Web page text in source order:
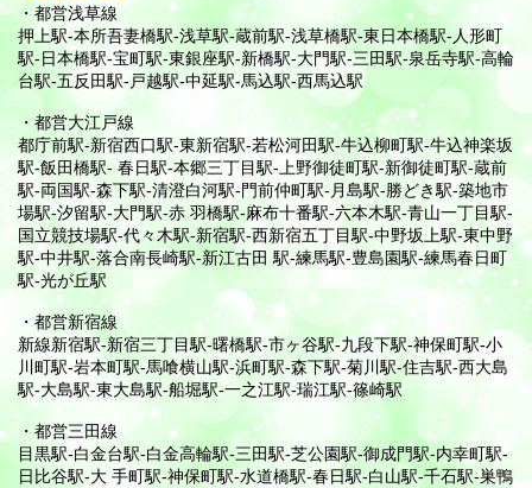
・都営浅草線
押上駅-本所吾妻橋駅-浅草駅-蔵前駅-浅草橋駅-東日本橋駅-人形町
駅-日本橋駅-宝町駅-東銀座駅-新橋駅-大門駅-三田駅-泉岳寺駅-高輪
台駅-五反田駅-戸越駅-中延駅-馬込駅-西馬込駅
・都営大江戸線
都庁前駅-新宿西口駅-東新宿駅-若松河田駅-牛込柳町駅-牛込神楽坂
駅-飯田橋駅- 春日駅-本郷三丁目駅-上野御徒町駅-新御徒町駅-蔵前
駅-両国駅-森下駅-清澄白河駅-門前仲町駅-月島駅-勝どき駅-築地市
場駅-汐留駅-大門駅-赤 羽橋駅-麻布十番駅-六本木駅-青山一丁目駅-
国立競技場駅-代々木駅-新宿駅-西新宿五丁目駅-中野坂上駅-東中野
駅-中井駅-落合南長崎駅-新江古田 駅-練馬駅-豊島園駅-練馬春日町
駅-光が丘駅
・都営新宿線
新線新宿駅-新宿三丁目駅-曙橋駅-市ヶ谷駅-九段下駅-神保町駅-小
川町駅-岩本町駅-馬喰横山駅-浜町駅-森下駅-菊川駅-住吉駅-西大島
駅-大島駅-東大島駅-船堀駅-一之江駅-瑞江駅-篠崎駅
・都営三田線
目黒駅-白金台駅-白金高輪駅-三田駅-芝公園駅-御成門駅-内幸町駅-
日比谷駅-大 手町駅-神保町駅-水道橋駅-春日駅-白山駅-千石駅-巣鴨